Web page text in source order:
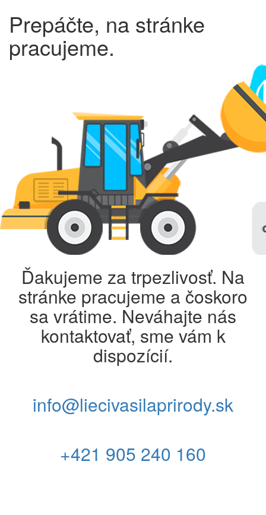
Prepáčte, na stránke
pracujeme.
Ďakujeme za trpezlivosť. Na
stránke pracujeme a čoskoro
sa vrátime. Neváhajte nás
kontaktovať, sme vám k
dispozícií.
info@liecivasilaprirody.sk
+421 905 240 160